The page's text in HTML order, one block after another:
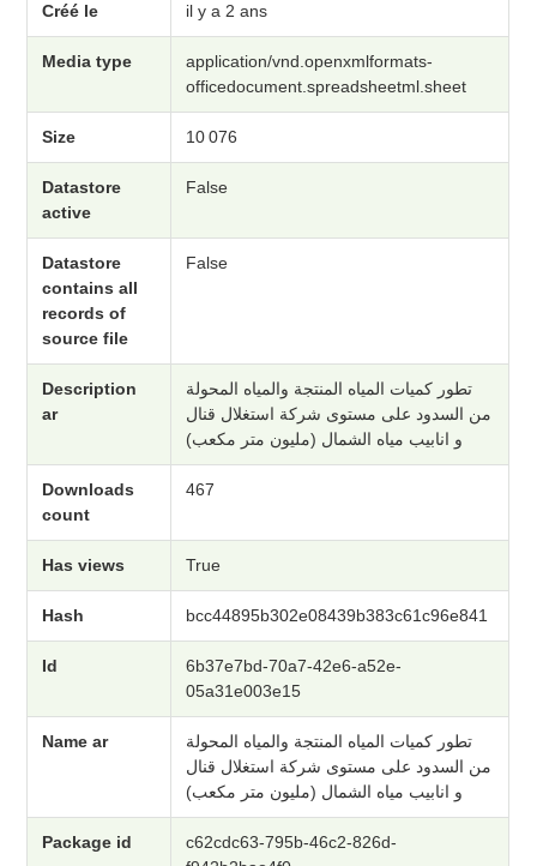
Créé le il y a 2 ans
Media type
application/vnd.openxmlformats-
officedocument.spreadsheetml.sheet
Size 10 076
Datastore
active
False
Datastore
contains all
records of
source file
False
Description
ar
تطور كميات المياه المنتجة والمياه المحولة
من السدود على مستوى شركة استغلال قنال
و انابيب مياه الشمال (مليون متر مكعب)
Downloads
count
467
Has views True
Hash bcc44895b302e08439b383c61c96e841
Id
6b37e7bd-70a7-42e6-a52e-
05a31e003e15
Name ar
تطور كميات المياه المنتجة والمياه المحولة
من السدود على مستوى شركة استغلال قنال
و انابيب مياه الشمال (مليون متر مكعب)
Package id
c62cdc63-795b-46c2-826d-